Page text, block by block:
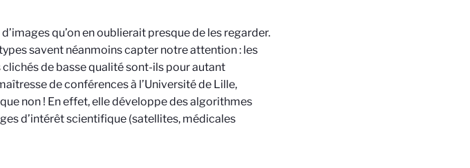
qu’on en oublierait presque de les regarder.
savent néanmoins capter notre attention : les
de basse qualité sont-ils pour autant
de conférences à l’Université de Lille,
non ! En effet, elle développe des algorithmes
d’intérêt scientifique (satellites, médicales